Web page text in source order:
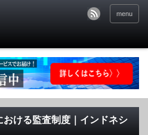
menu
ける監査制度｜インドネシ